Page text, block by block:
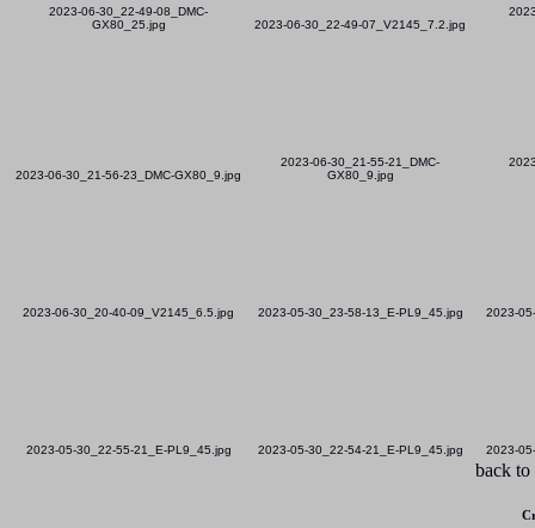
2023-06-30_22-49-08_DMC-
GX80_25.jpg
2023-06-30_22-49-07_V2145_7.2.jpg
2023-06-30_21-56-23_DMC-GX80_9.jpg
2023-06-30_21-55-21_DMC-
GX80_9.jpg
2023-06-30_20-40-09_V2145_6.5.jpg 2023-05-30_23-58-13_E-PL9_45.jpg 2023-
2023-05-30_22-55-21_E-PL9_45.jpg 2023-05-30_22-54-21_E-PL9_45.jpg 2023-
back to